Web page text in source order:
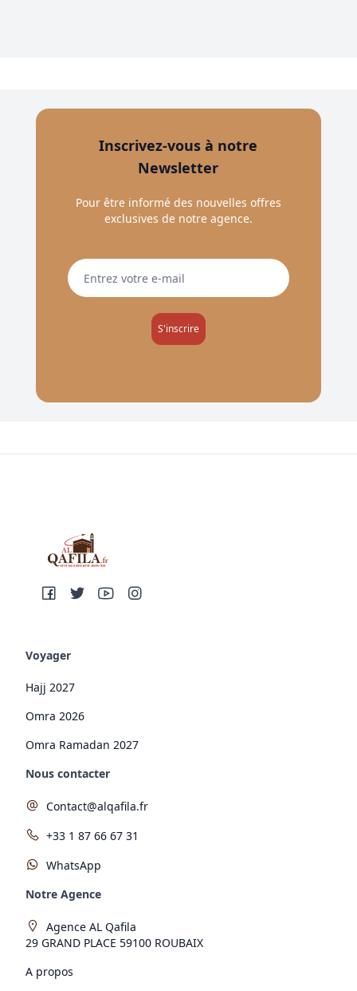
Inscrivez-vous à notre
Newsletter
Pour être informé des nouvelles offres
exclusives de notre agence.
S'inscrire
Voyager
Hajj 2027
Omra 2026
Omra Ramadan 2027
Nous contacter
Contact@alqafila.fr
+33 1 87 66 67 31
WhatsApp
Notre Agence
Agence AL Qafila
29 GRAND PLACE 59100 ROUBAIX
A propos